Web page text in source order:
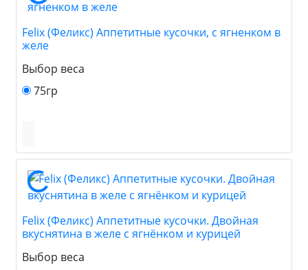
Felix (Феликс) Аппетитные кусочки, с ягненком в
желе
Выбор веса
75гр
Felix (Феликс) Аппетитные кусочки. Двойная
вкуснятина в желе с ягнёнком и курицей
Выбор веса